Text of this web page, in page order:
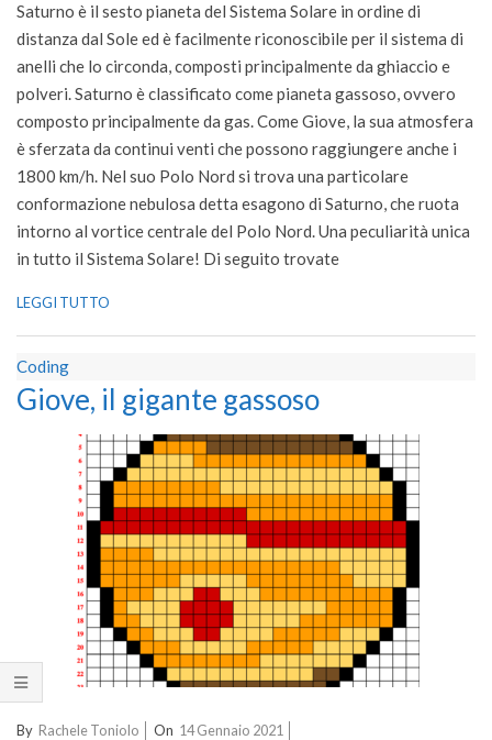
14
Saturno è il sesto pianeta del Sistema Solare in ordine di
distanza dal Sole ed è facilmente riconoscibile per il sistema di
anelli che lo circonda, composti principalmente da ghiaccio e
polveri. Saturno è classificato come pianeta gassoso, ovvero
composto principalmente da gas. Come Giove, la sua atmosfera
è sferzata da continui venti che possono raggiungere anche i
1800 km/h. Nel suo Polo Nord si trova una particolare
conformazione nebulosa detta esagono di Saturno, che ruota
intorno al vortice centrale del Polo Nord. Una peculiarità unica
in tutto il Sistema Solare! Di seguito trovate
LEGGI TUTTO
Coding
Giove, il gigante gassoso
2021-
By Rachele Toniolo On 14 Gennaio 2021